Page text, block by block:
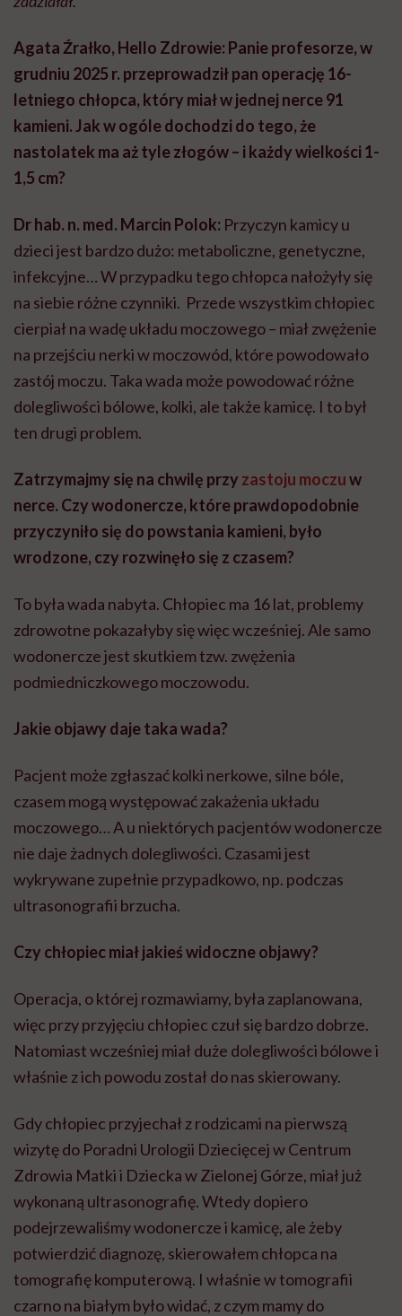
Agata Źrałko, Hello Zdrowie: Panie profesorze, w
grudniu 2025 r. przeprowadził pan operację 16-
letniego chłopca, który miał w jednej nerce 91
kamieni. Jak w ogóle dochodzi do tego, że
nastolatek ma aż tyle złogów – i każdy wielkości 1-
1,5 cm?
Dr hab. n. med. Marcin Polok: Przyczyn kamicy u
dzieci jest bardzo dużo: metaboliczne, genetyczne,
infekcyjne… W przypadku tego chłopca nałożyły się
na siebie różne czynniki. Przede wszystkim chłopiec
cierpiał na wadę układu moczowego – miał zwężenie
na przejściu nerki w moczowód, które powodowało
zastój moczu. Taka wada może powodować różne
dolegliwości bólowe, kolki, ale także kamicę. I to był
ten drugi problem.
Zatrzymajmy się na chwilę przy zastoju moczuw
nerce. Czy wodonercze, które prawdopodobnie
przyczyniło się do powstania kamieni, było
wrodzone, czy rozwinęło się z czasem?
To była wada nabyta. Chłopiec ma 16 lat, problemy
zdrowotne pokazałyby się więc wcześniej. Ale samo
wodonercze jest skutkiem tzw. zwężenia
podmiedniczkowego moczowodu.
Jakie objawy daje taka wada?
Pacjent może zgłaszać kolki nerkowe, silne bóle,
czasem mogą występować zakażenia układu
moczowego… A u niektórych pacjentów wodonercze
nie daje żadnych dolegliwości. Czasami jest
wykrywane zupełnie przypadkowo, np. podczas
ultrasonografii brzucha.
Czy chłopiec miał jakieś widoczne objawy?
Operacja, o której rozmawiamy, była zaplanowana,
więc przy przyjęciu chłopiec czuł się bardzo dobrze.
Natomiast wcześniej miał duże dolegliwości bólowe i
właśnie z ich powodu został do nas skierowany.
Gdy chłopiec przyjechał z rodzicami na pierwszą
wizytę do Poradni Urologii Dziecięcej w Centrum
Zdrowia Matki i Dziecka w Zielonej Górze, miał już
wykonaną ultrasonografię. Wtedy dopiero
podejrzewaliśmy wodonercze i kamicę, ale żeby
potwierdzić diagnozę, skierowałem chłopca na
tomografię komputerową. I właśnie w tomografii
czarno na białym było widać, z czym mamy do